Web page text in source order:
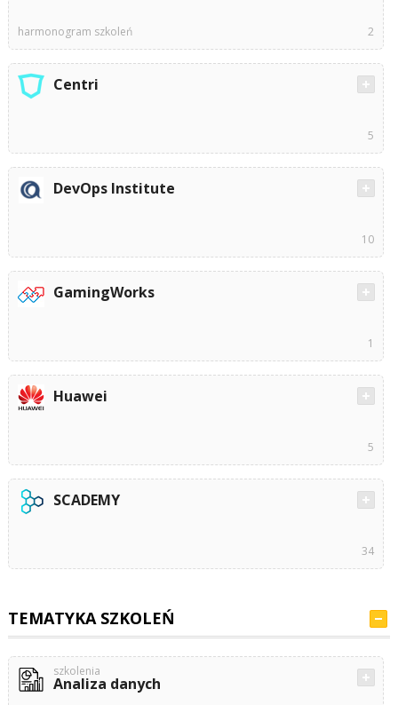
harmonogram szkoleń 2
Centri
5
DevOps Institute
10
GamingWorks
1
Huawei
5
SCADEMY
34
TEMATYKA SZKOLEŃ
szkolenia
Analiza danych